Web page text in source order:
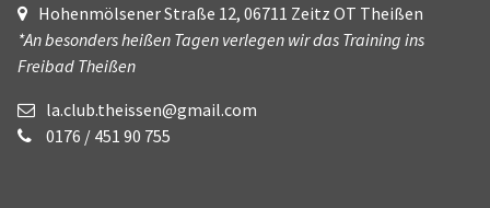
Hohenmölsener Straße 12, 06711 Zeitz OT Theißen
*An besonders heißen Tagen verlegen wir das Training ins
Freibad Theißen
la.club.theissen@gmail.com
0176 / 451 90 755